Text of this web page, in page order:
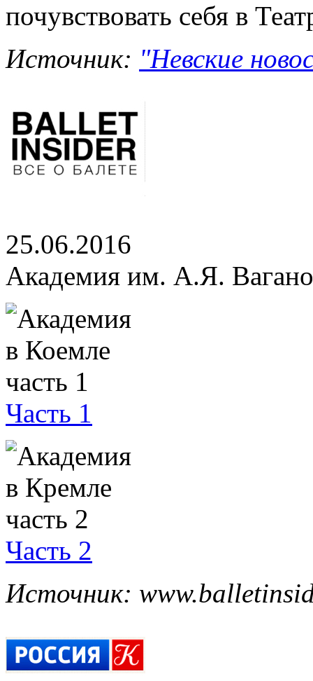
почувствовать себя в
Источник: "Невские
25.06.2016
Академия им. А.Я.
Часть 1
Часть 2
Источник: